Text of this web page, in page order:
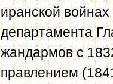
иранской
департамента
жандармов с
правлением